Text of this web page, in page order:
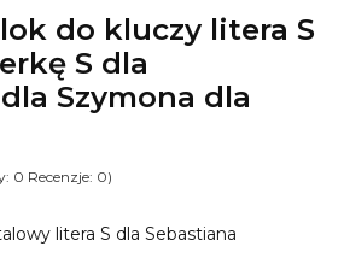
do kluczy litera S
S dla
Szymona dla
0 Recenzje: 0)
litera S dla Sebastiana